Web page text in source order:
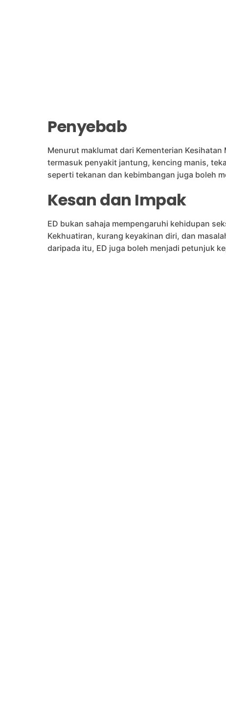
Penyebab
Menurut maklumat dari Kementerian
termasuk penyakit jantung, kencing manis,
seperti tekanan dan kebimbangan juga boleh
Kesan dan Impak
ED bukan sahaja mempengaruhi kehidupan
Kekhuatiran, kurang keyakinan diri, dan
daripada itu, ED juga boleh menjadi petunjuk